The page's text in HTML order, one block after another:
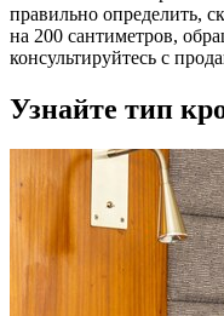
правильно определить,
на 200 сантиметров,
консультируйтесь с
Узнайте тип